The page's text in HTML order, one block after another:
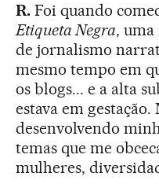
R.Foi quando
Etiqueta Negra,
de jornalismo
mesmo tempo em
os blogs... e a alta
estava em
desenvolvendo
temas que me
mulheres,